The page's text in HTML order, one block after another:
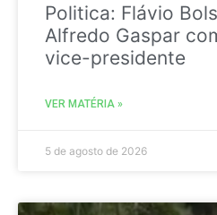
Politica: Flávio
Alfredo Gaspar
vice-presidente
VER MATÉRIA »
5 de agosto de 2026